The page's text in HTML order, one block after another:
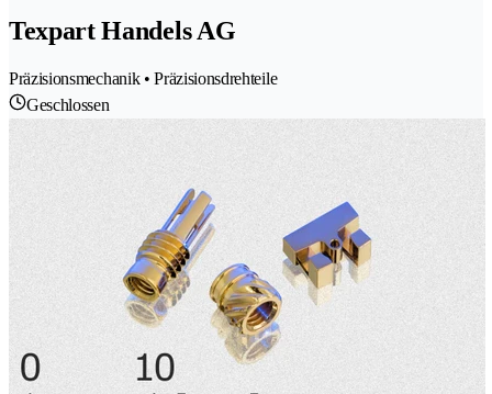
Texpart Handels AG
Präzisionsmechanik • Präzisionsdrehteile
Geschlossen